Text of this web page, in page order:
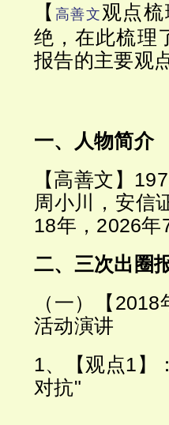
【 高善文 观点
绝，在此梳理
报告的主要观
一、人物简介
【高善文】
周小川，安信
18年，2026
二、三次出圈
（一）【
活动演讲
1、【观点1】
对抗"